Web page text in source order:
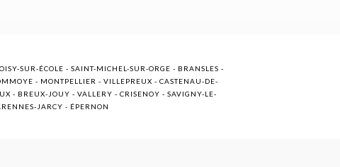
SUR-ÉCOLE - SAINT-MICHEL-SUR-ORGE - BRANSLES -
- MONTPELLIER - VILLEPREUX - CASTENAU-DE-
- BREUX-JOUY - VALLERY - CRISENOY - SAVIGNY-LE-
JARCY - ÉPERNON